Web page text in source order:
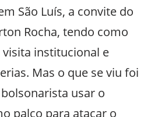
São Luís, a convite do
Rocha, tendo como
institucional e
Mas o que se viu foi
usar o
palco para atacar o